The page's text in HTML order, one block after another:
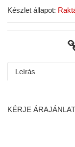
Készlet állapot:
Leírás
KÉRJE